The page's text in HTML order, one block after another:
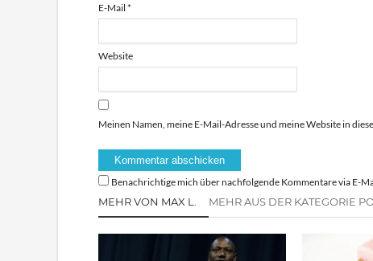
E-Mail *
Website
Meinen Namen, meine E-Mail-Adresse und meine Website in
Benachrichtige mich über nachfolgende Kommentare via E-
MEHR VON MAX L. MEHR AUS DER KATEGORIE